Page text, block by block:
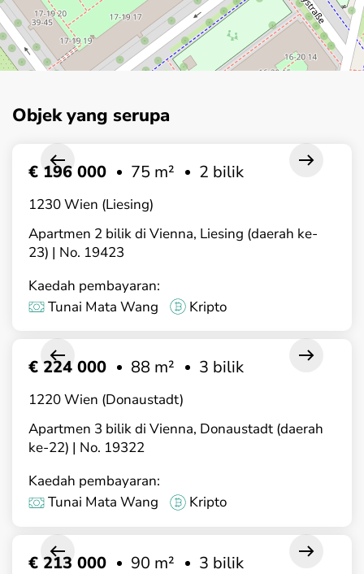
Objek yang serupa
Apartmen 2 bilik di Vienna, Liesing (daerah ke-
23) | No. 19423
€ 196 000 75 m² 2 bilik
1230 Wien (Liesing)
Kaedah pembayaran:
Tunai Mata Wang
Kripto
Apartmen 3 bilik di Vienna, Donaustadt (daerah
ke-22) | No. 19322
€ 224 000 88 m² 3 bilik
1220 Wien (Donaustadt)
Kaedah pembayaran:
Tunai Mata Wang
Kripto
€ 213 000 90 m² 3 bilik